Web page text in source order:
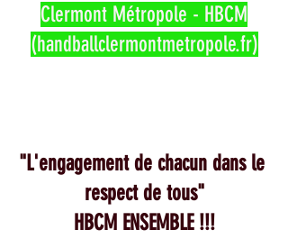
Clermont Métropole - HBCM
(handballclermontmetropole.fr)
"L'engagement de chacun dans le
respect de tous"
HBCM ENSEMBLE !!!